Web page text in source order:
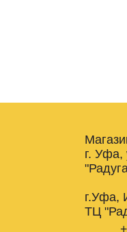
г.
г.Уфа,
ТЦ